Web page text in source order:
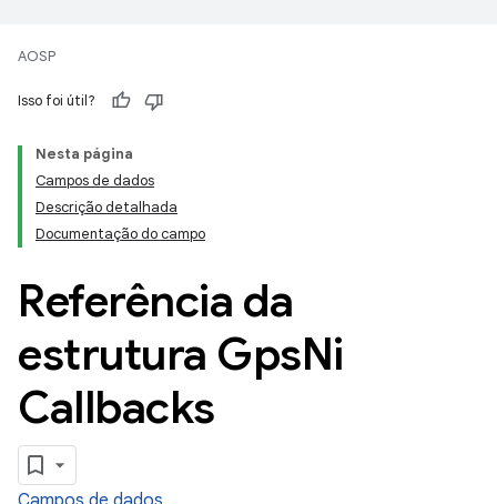
AOSP
Isso foi útil?
Nesta página
Campos de dados
Descrição detalhada
Documentação do campo
Referência da
estrutura GpsNi
Callbacks